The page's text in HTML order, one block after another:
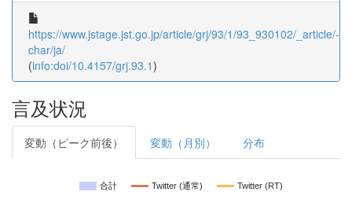
https://www.jstage.jst.go.jp/article/grj/93/1/93_930102/_article/-
char/ja/
(info:doi/10.4157/grj.93.1)
言及状況
変動（ピーク前後） 変動（月別） 分布
合計 Twitter (通常) Twitter (RT)